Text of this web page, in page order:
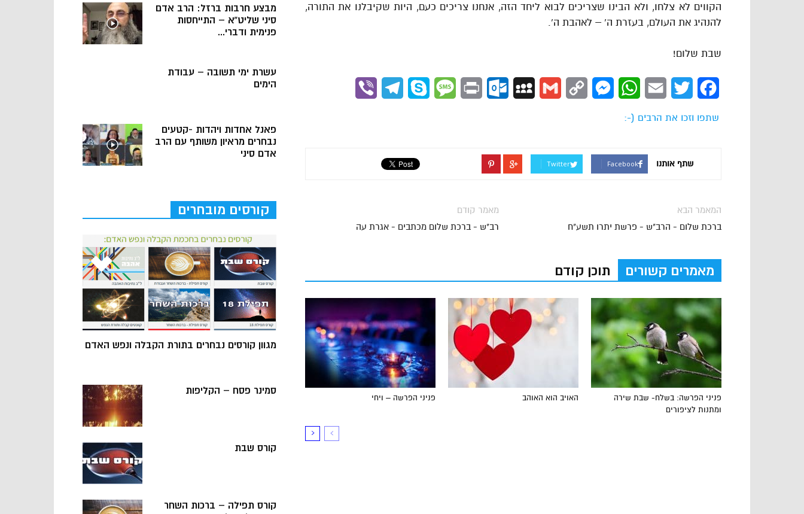
הקווים לא צלחו, ולא הבינו שצריכים לבוא ליחד הזה, אנחנו צריכים כעם, היות שקיבלנו את התורה,
להנהיג את העולם, בעזרת ה’ – לאהבת ה’.
שבת שלום!
Facebook
Twitter
Email
WhatsApp
Messenger
Copy
Gmail
MySpace
Outlook.com
Print
Message
Skype
Telegram
שתפו וזכו את הרבים (-:
שתף אותנו Facebook
Twitter
מאמר קודם
רב"ש - ברכת שלום מכתבים - אגרת עה
המאמר הבא
ברכת שלום - הרב"ש - פרשת יתרו תשע"ח
מאמרים קשורים תוכן קודם
פניני הפרשה – ויחי האויב הוא האוהב
פניני הפרשה: בשלח- שבת שירה
ומתנות לציפורים
מבצע חרבות ברזל: הרב אדם
סיני שליט”א – התייחסות
פנימית ודברי...
עשרת ימי תשובה – עבודת
הימים
פאנל אחדות ויהדות -קטעים
נבחרים מראיון משותף עם הרב
אדם סיני
קורסים מובחרים
מגוון קורסים נבחרים בתורת הקבלה ונפש האדם
סמינר פסח – הקליפות
קורס שבת
קורס תפילה – ברכות השחר